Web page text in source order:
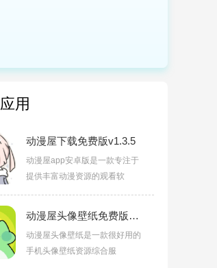
应用
动漫屋下载免费版v1.3.5
动漫屋app安卓版是一款专注于
提供丰富动漫资源的观看软
动漫屋头像壁纸免费版v1.1
动漫屋头像壁纸是一款很好用的
手机头像壁纸资源综合服